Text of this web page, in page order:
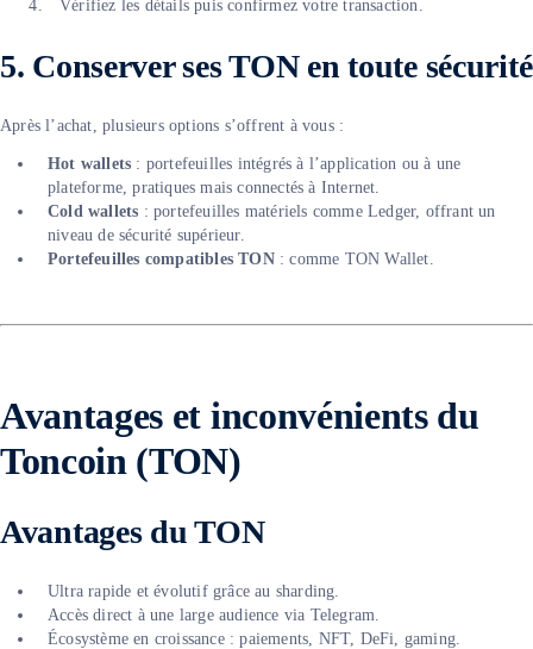
Vérifiez les détails puis confirmez votre transaction.
5. Conserver ses TON en toute sécurité
Après l’achat, plusieurs options s’offrent à vous :
Hot wallets : portefeuilles intégrés à l’application ou à une
plateforme, pratiques mais connectés à Internet.
Cold wallets : portefeuilles matériels comme Ledger, offrant un
niveau de sécurité supérieur.
Portefeuilles compatibles TON : comme TON Wallet.
Avantages et inconvénients du
Toncoin (TON)
Avantages du TON
Ultra rapide et évolutif grâce au sharding.
Accès direct à une large audience via Telegram.
Écosystème en croissance : paiements, NFT, DeFi, gaming.